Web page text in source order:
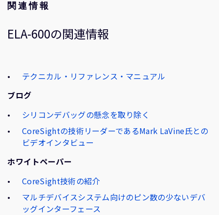
関連情報
ELA-600の関連情報
テクニカル・リファレンス・マニュアル
ブログ
シリコンデバッグの懸念を取り除く
CoreSightの技術リーダーであるMark LaVine氏との
ビデオインタビュー
ホワイトペーパー
CoreSight技術の紹介
マルチデバイスシステム向けのピン数の少ないデバ
ッグインターフェース